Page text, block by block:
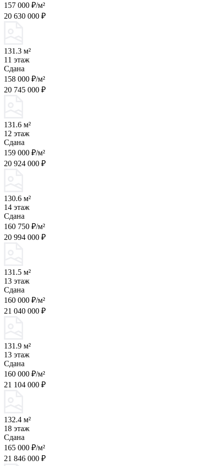
157 000 ₽/м²
20 630 000 ₽
131.3 м²
11 этаж
Сдана
158 000 ₽/м²
20 745 000 ₽
131.6 м²
12 этаж
Сдана
159 000 ₽/м²
20 924 000 ₽
130.6 м²
14 этаж
Сдана
160 750 ₽/м²
20 994 000 ₽
131.5 м²
13 этаж
Сдана
160 000 ₽/м²
21 040 000 ₽
131.9 м²
13 этаж
Сдана
160 000 ₽/м²
21 104 000 ₽
132.4 м²
18 этаж
Сдана
165 000 ₽/м²
21 846 000 ₽